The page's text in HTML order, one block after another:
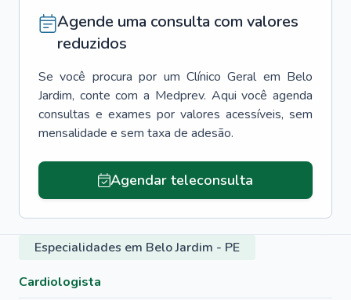
Agende uma consulta com valores
reduzidos
Se você procura por um Clínico Geral em Belo
Jardim, conte com a Medprev. Aqui você agenda
consultas e exames por valores acessíveis, sem
mensalidade e sem taxa de adesão.
Agendar teleconsulta
Especialidades em Belo Jardim - PE
Cardiologista